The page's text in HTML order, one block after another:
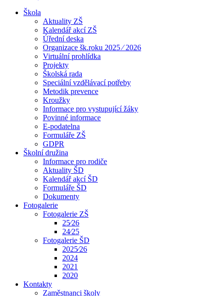
Škola
Aktuality ZŠ
Kalendář akcí ZŠ
Úřední deska
Organizace šk.roku 2025 ⁄ 2026
Virtuální prohlídka
Projekty
Školská rada
Speciální vzdělávací potřeby
Metodik prevence
Kroužky
Informace pro vystupující žáky
Povinné informace
E-podatelna
Formuláře ZŠ
GDPR
Školní družina
Informace pro rodiče
Aktuality ŠD
Kalendář akcí ŠD
Formuláře ŠD
Dokumenty
Fotogalerie
Fotogalerie ZŠ
25⁄26
24⁄25
Fotogalerie ŠD
2025⁄26
2024
2021
2020
Kontakty
Zaměstnanci školy